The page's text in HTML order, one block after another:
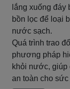
lắng xuống
bồn lọc để loại
nước sạch.
Quá trình trao
phương pháp
khỏi nước,
an toàn cho